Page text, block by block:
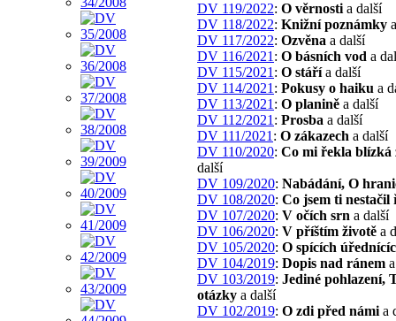
DV 119/2022: O věrnosti a další
DV 118/2022: Knižní poznámky
DV 117/2022: Ozvěna a další
DV 116/2021 : O básních vod a
DV 115/2021 : O stářía další
DV 114/2021 : Pokusy o haiku a
DV 113/2021 : O planině a další
DV 112/2021 : Prosba a další
DV 111/2021 : O zákazech a další
DV 110/2020: Co mi řekla blízká
další
DV 109/2020: Nabádání, O
DV 108/2020: Co jsem ti nestačil
DV 107/2020: V očích srn a další
DV 106/2020: V příštím životě a
DV 105/2020: O spících
DV 104/2019: Dopis nad ránem
DV 103/2019: Jediné pohlazení,
otázky a další
DV 102/2019: O zdi před námi a